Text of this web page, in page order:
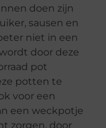
doen zijn
sausen en
niet in een
door deze
pot
potten te
voor een
een weckpotje
zorgen, door